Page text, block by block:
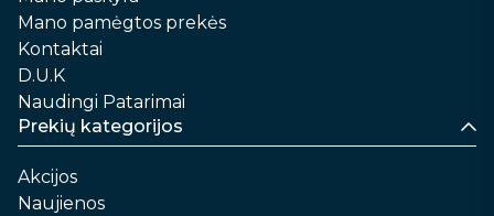
Mano pamėgtos prekės
Kontaktai
D.U.K
Naudingi Patarimai
Prekių kategorijos
Akcijos
Naujienos